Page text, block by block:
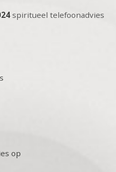
spiritueel telefoonadvies
op